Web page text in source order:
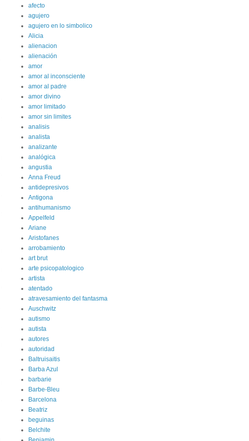
afecto
agujero
agujero en lo simbolico
Alicia
alienacion
alienación
amor
amor al inconsciente
amor al padre
amor divino
amor limitado
amor sin limites
analisis
analista
analizante
analógica
angustia
Anna Freud
antidepresivos
Antigona
antihumanismo
Appelfeld
Ariane
Aristofanes
arrobamiento
art brut
arte psicopatologico
artista
atentado
atravesamiento del fantasma
Auschwitz
autismo
autista
autores
autoridad
Baltruisaitis
Barba Azul
barbarie
Barbe-Bleu
Barcelona
Beatriz
beguinas
Belchite